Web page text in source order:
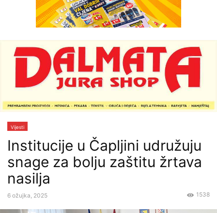
Vijesti
Institucije u Čapljini udružuju
snage za bolju zaštitu žrtava
nasilja
6 ožujka, 2025 1538